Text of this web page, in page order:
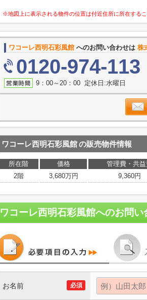
※地図上に表示される物件の位置は付近住所に所在する
ワコーレ西明石彩風館 へのお問い合わせは 株
0120-974-113
9：00～20：00 定休日:水曜日
ワコーレ西明石彩風館の販売物件情報
所在階 価格 管理費・共
2階
3,680万円 9,360円
ワコーレ西明石彩風館へのお問い
必須
お名前